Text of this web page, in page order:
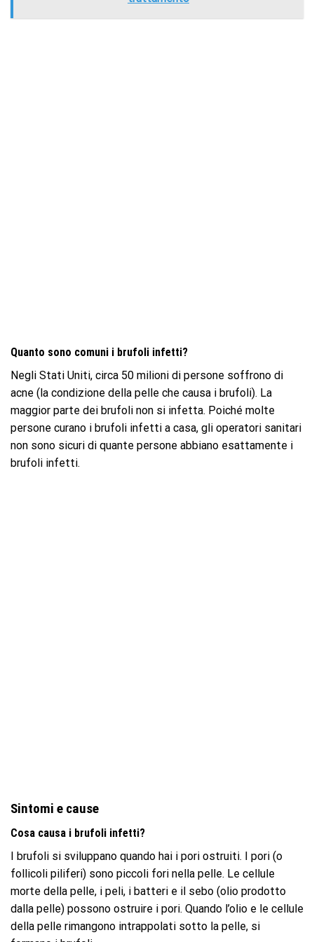
Quanto sono comuni i brufoli infetti?
Negli Stati Uniti, circa 50 milioni di persone soffrono di
acne (la condizione della pelle che causa i brufoli). La
maggior parte dei brufoli non si infetta. Poiché molte
persone curano i brufoli infetti a casa, gli operatori sanitari
non sono sicuri di quante persone abbiano esattamente i
brufoli infetti.
Sintomi e cause
Cosa causa i brufoli infetti?
I brufoli si sviluppano quando hai i pori ostruiti. I pori (o
follicoli piliferi) sono piccoli fori nella pelle. Le cellule
morte della pelle, i peli, i batteri e il sebo (olio prodotto
dalla pelle) possono ostruire i pori. Quando l’olio e le cellule
della pelle rimangono intrappolati sotto la pelle, si